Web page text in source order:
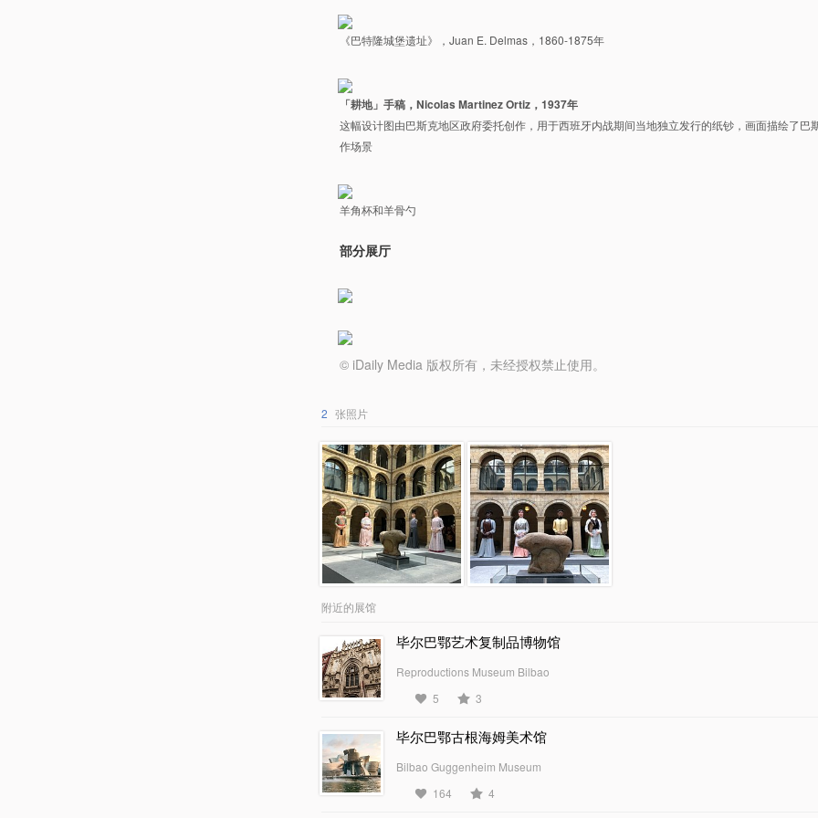
《巴特隆城堡遗址》，Juan E. Delmas，1860-1875年
「耕地」手稿，Nicolas Martinez Ortiz，1937年
这幅设计图由巴斯克地区政府委托创作，用于西班牙内战期间当地独立发行的纸钞，画面描绘了巴
作场景
羊角杯和羊骨勺
部分展厅
© iDaily Media 版权所有，未经授权禁止使用。
2 张照片
附近的展馆
毕尔巴鄂艺术复制品博物馆
Reproductions Museum Bilbao
5
3
毕尔巴鄂古根海姆美术馆
Bilbao Guggenheim Museum
164
4